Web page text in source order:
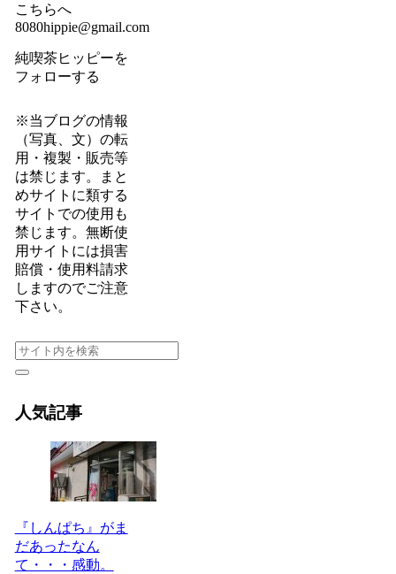
こちらへ
8080hippie@gmail.com
純喫茶ヒッピーを
フォローする
※当ブログの情報
（写真、文）の転
用・複製・販売等
は禁じます。まと
めサイトに類する
サイトでの使用も
禁じます。無断使
用サイトには損害
賠償・使用料請求
しますのでご注意
下さい。
人気記事
『しんぱち』がま
だあったなん
て・・・感動。